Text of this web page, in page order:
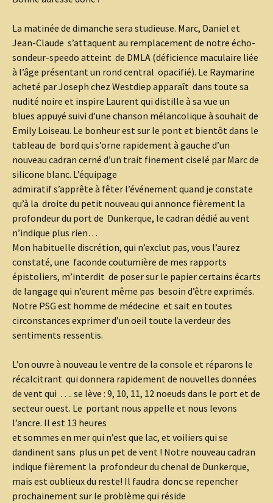
La matinée de dimanche sera studieuse. Marc, Daniel et
Jean-Claude s’attaquent au remplacement de notre écho-
sondeur-speedo atteint de DMLA (déficience maculaire liée
à l’âge présentant un rond central opacifié). Le Raymarine
acheté par Joseph chez Westdiep apparaît dans toute sa
nudité noire et inspire Laurent qui distille à sa vue un
blues appuyé suivi d’une chanson mélancolique à souhait de
Emily Loiseau. Le bonheur est sur le pont et bientôt dans le
tableau de bord qui s’orne rapidement à gauche d’un
nouveau cadran cerné d’un trait finement ciselé par Marc de
silicone blanc. L’équipage
admiratif s’apprête à fêter l’événement quand je constate
qu’à la droite du petit nouveau qui annonce fièrement la
profondeur du port de Dunkerque, le cadran dédié au vent
n’indique plus rien…
Mon habituelle discrétion, qui n’exclut pas, vous l’aurez
constaté, une faconde coutumière de mes rapports
épistoliers, m’interdit de poser sur le papier certains écarts
de langage qui n’eurent même pas besoin d’être exprimés.
Notre PSG est homme de médecine et sait en toutes
circonstances exprimer d’un oeil toute la verdeur des
sentiments ressentis.
L’on ouvre à nouveau le ventre de la console et réparons le
récalcitrant qui donnera rapidement de nouvelles données
de vent qui …. se lève : 9, 10, 11, 12 noeuds dans le port et de
secteur ouest. Le portant nous appelle et nous levons
l’ancre. Il est 13 heures
et sommes en mer qui n’est que lac, et voiliers qui se
dandinent sans plus un pet de vent ! Notre nouveau cadran
indique fièrement la profondeur du chenal de Dunkerque,
mais est oublieux du reste! Il faudra donc se repencher
prochainement sur le problème qui réside